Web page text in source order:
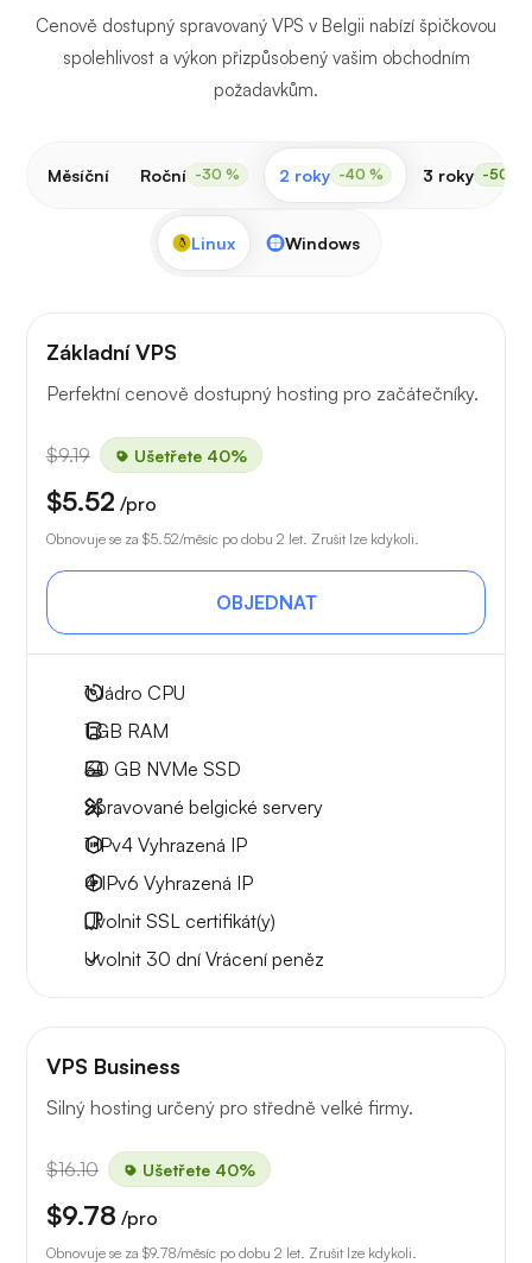
Cenově dostupný spravovaný VPS v Belgii nabízí špičkovou
spolehlivost a výkon přizpůsobený vašim obchodním
požadavkům.
Měsíční Roční -30 % 2 roky -40 % 3 roky -50 %
Linux Windows
Základní VPS
Perfektní cenově dostupný hosting pro začátečníky.
$9.19 Ušetřete 40%
$5.52 /pro
Obnovuje se za $5.52/měsíc po dobu 2 let. Zrušit lze kdykoli.
OBJEDNAT
1Jádro CPU
1 GB RAM
30 GB NVMe SSD
Spravované belgické servery
1 IPv4 Vyhrazená IP
4 IPv6 Vyhrazená IP
Uvolnit SSL certifikát(y)
Uvolnit 30 dní Vrácení peněz
VPS Business
Silný hosting určený pro středně velké firmy.
$16.10 Ušetřete 40%
$9.78 /pro
Obnovuje se za $9.78/měsíc po dobu 2 let. Zrušit lze kdykoli.